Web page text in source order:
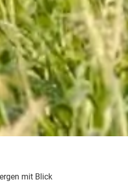
mit Blick